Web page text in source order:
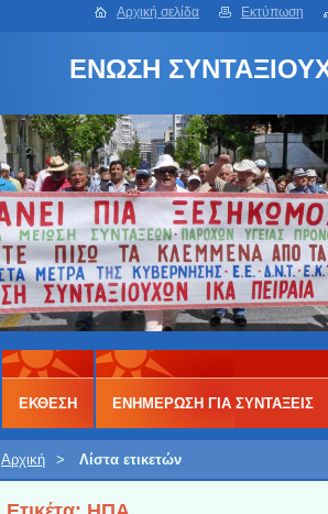
Αρχική σελίδα Εκτύπωση
ΕΝΩΣΗ
Αρχική > Λίστα ετικετών
ΕΚΘΕΣΗ ΕΝΗΜΕΡΩΣΗ ΓΙΑ ΣΥΝΤΑΞΕΙΣ